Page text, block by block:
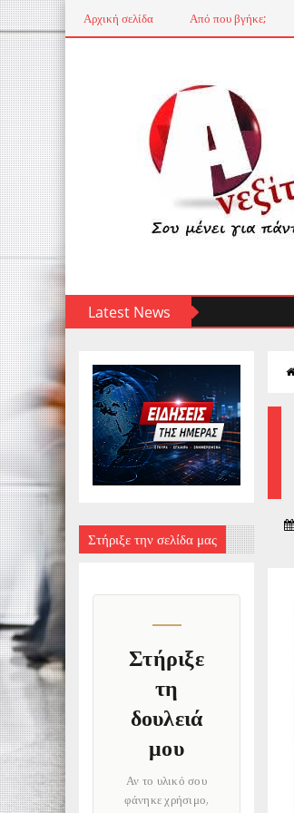
Αρχική σελίδα Από που βγήκε;
Latest News
Στήριξε την σελίδα μας
Στήριξε
τη
δουλειά
μου
Αν το υλικό σου
φάνηκε χρήσιμο,